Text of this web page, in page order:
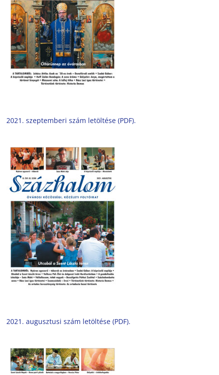
2021. szeptemberi szám letöltése (PDF).
2021. augusztusi szám letöltése (PDF).